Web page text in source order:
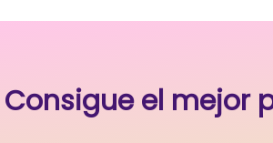
Consigue el mejor